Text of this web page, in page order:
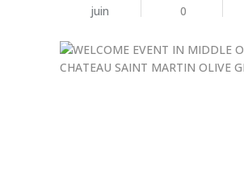
juin 0